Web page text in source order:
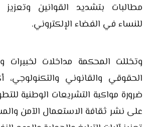
مطالبات بتشديد القوانين وتعزيز
للنساء في الفضاء الإلكتروني.
وتخللت المحكمة مداخلات لخبيرات
الحقوقي والقانوني والتكنولوجي،
ضرورة مواكبة التشريعات الوطنية
على نشر ثقافة الاستعمال الآمن